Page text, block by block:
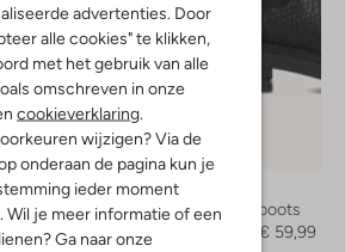
advertenties. Door
alle cookies" te klikken,
met het gebruik van alle
omschreven in onze
cookieverklaring
wijzigen? Via de
onderaan de pagina kun je
ieder moment
Wil je meer informatie of een
Ga naar onze
Chelsea boots
€ 59,99